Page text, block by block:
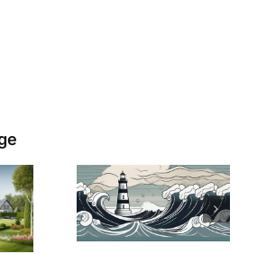
im
Die
Die Evolution
der
Bauzinsen: Ein
Blick in die